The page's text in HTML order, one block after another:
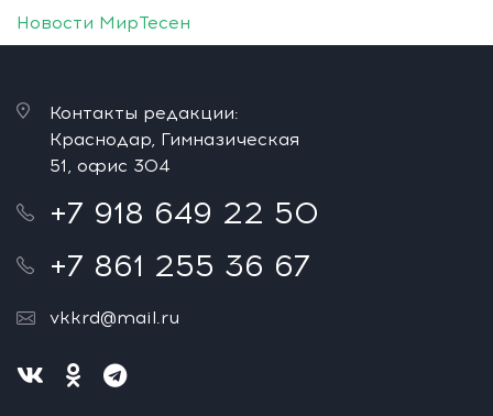
Новости МирТесен
Контакты редакции:
Краснодар, Гимназическая
51, офис 304
+7 918 649 22 50
+7 861 255 36 67
vkkrd@mail.ru